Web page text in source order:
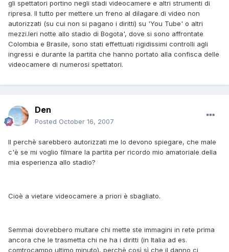
gli spettatori portino negli stadi videocamere e altri strumenti di
ripresa. Il tutto per mettere un freno al dilagare di video non
autorizzati (su cui non si pagano i diritti) su 'You Tube' o altri
mezzi.Ieri notte allo stadio di Bogota', dove si sono affrontate
Colombia e Brasile, sono stati effettuati rigidissimi controlli agli
ingressi e durante la partita che hanno portato alla confisca delle
videocamere di numerosi spettatori.
Den
Posted October 16, 2007
Il perchè sarebbero autorizzati me lo devono spiegare, che male
c'è se mi voglio filmare la partita per ricordo mio amatoriale della
mia esperienza allo stadio?
Cioè a vietare videocamere a priori è sbagliato.
Semmai dovrebbero multare chi mette ste immagini in rete prima
ancora che le trasmetta chi ne ha i diritti (in Italia ad es.
comtrocampo ultimo minuto), perchè così sì che il danno ci